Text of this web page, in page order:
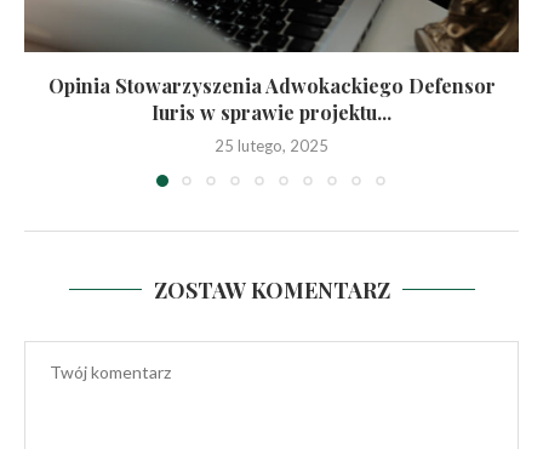
Opinia Stowarzyszenia Adwokackiego Defensor
Iuris w sprawie projektu...
25 lutego, 2025
ZOSTAW KOMENTARZ